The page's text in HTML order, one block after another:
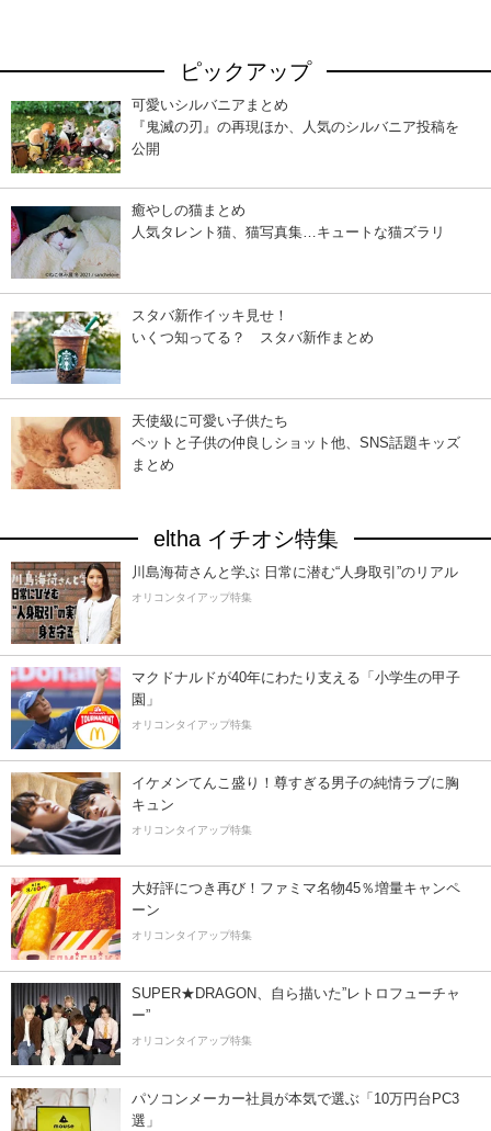
ピックアップ
可愛いシルバニアまとめ
『鬼滅の刃』の再現ほか、人気のシルバニア投稿を
公開
癒やしの猫まとめ
人気タレント猫、猫写真集…キュートな猫ズラリ
スタバ新作イッキ見せ！
いくつ知ってる？ スタバ新作まとめ
天使級に可愛い子供たち
ペットと子供の仲良しショット他、SNS話題キッズ
まとめ
eltha イチオシ特集
川島海荷さんと学ぶ 日常に潜む“人身取引”のリアル
オリコンタイアップ特集
マクドナルドが40年にわたり支える「小学生の甲子
園」
オリコンタイアップ特集
イケメンてんこ盛り！尊すぎる男子の純情ラブに胸
キュン
オリコンタイアップ特集
大好評につき再び！ファミマ名物45％増量キャンペ
ーン
オリコンタイアップ特集
SUPER★DRAGON、自ら描いた”レトロフューチャ
ー”
オリコンタイアップ特集
パソコンメーカー社員が本気で選ぶ「10万円台PC3
選」